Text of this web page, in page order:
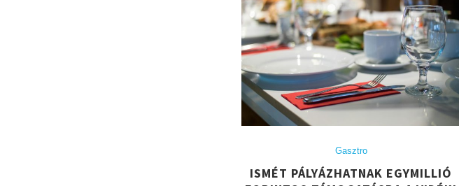
Gasztro
ISMÉT PÁLYÁZHATNAK EGYMILLIÓ